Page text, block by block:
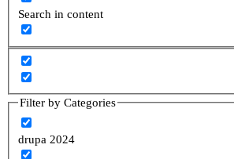
Search in content
Filter by Categories
drupa 2024